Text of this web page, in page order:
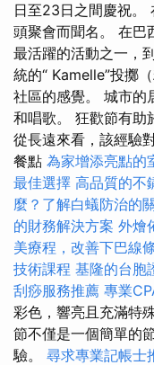
日至23日之間慶祝。
頭聚會而聞名。 在巴
最活躍的活動之一，
統的“ Kamelle”投擲
社區的感覺。 城市的
和唱歌。 狂歡節有助
從長遠來看，該經驗
餐點 為家增添亮點的
最佳選擇 高品質的不
麼？了解白蟻防治的
的財務解決方案 外燴
美療程，改善下巴線
技術課程 基隆的台胞
刮痧服務推薦 專業
彩色，響亮且充滿特
節不僅是一個簡單的
驗。 尋求專業記帳士